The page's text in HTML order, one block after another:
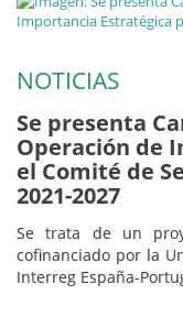
NOTICIAS
Se presenta
Operación de
el Comité de
2021-2027
Se trata de un
cofinanciado por la
Interreg España-